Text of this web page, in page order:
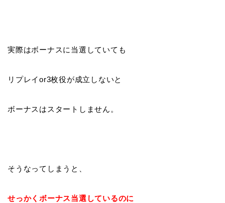
実際はボーナスに当選していても
リプレイor3枚役が成立しないと
ボーナスはスタートしません。
そうなってしまうと、
せっかくボーナス当選しているのに